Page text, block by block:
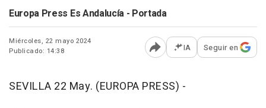
Europa Press Es Andalucía - Portada
Miércoles, 22 mayo 2024
Publicado: 14:38
Abrir opciones para
IA Seguir en
SEVILLA 22 May. (EUROPA PRESS) -